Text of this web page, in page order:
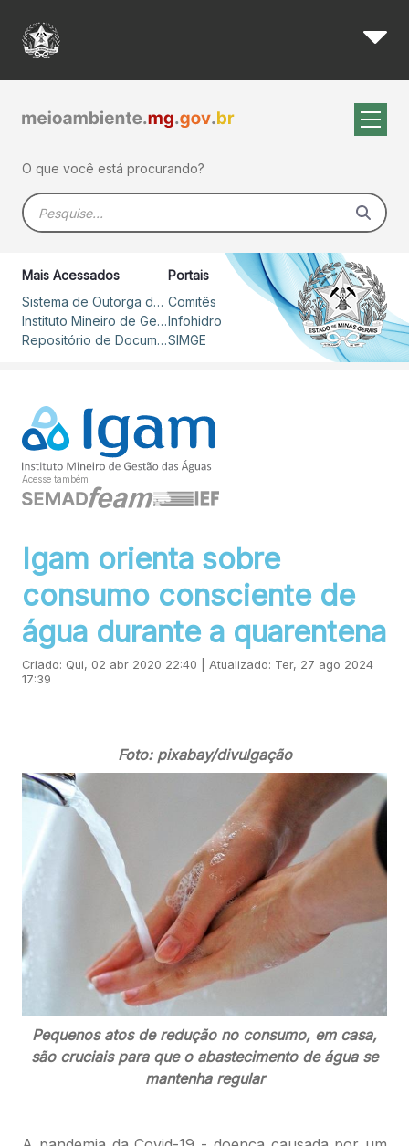
Pular para o Conteúdo principal
Igam orienta sobre consumo
O que você está procurando?
Barra de busca
Mais Acessados
Sistema de Outorga de Direito de Uso de Recursos Hídricos – SOUT
Instituto Mineiro de Gestão das Águas
Repositório de Documentos
Portais
Comitês
Infohidro
SIMGE
Acesse também
Igam orienta sobre
consumo consciente de
água durante a quarentena
Criado: Qui, 02 abr 2020 22:40 | Atualizado: Ter, 27 ago 2024
17:39
Foto: pixabay/divulgação
Pequenos atos de redução no consumo, em casa,
são cruciais para que o abastecimento de água se
mantenha regular